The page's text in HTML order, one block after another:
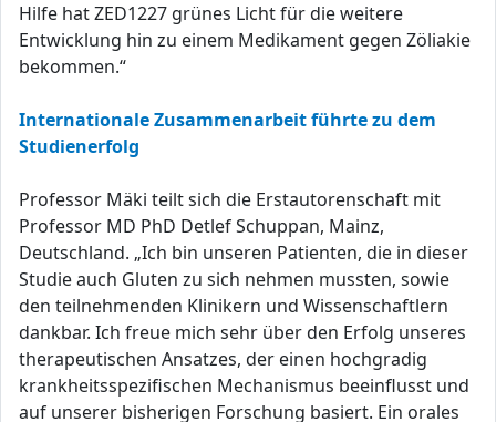
Hilfe hat ZED1227 grünes Licht für die weitere
Entwicklung hin zu einem Medikament gegen Zöliakie
bekommen.“
Internationale Zusammenarbeit führte zu dem
Studienerfolg
Professor Mäki teilt sich die Erstautorenschaft mit
Professor MD PhD Detlef Schuppan, Mainz,
Deutschland. „Ich bin unseren Patienten, die in dieser
Studie auch Gluten zu sich nehmen mussten, sowie
den teilnehmenden Klinikern und Wissenschaftlern
dankbar. Ich freue mich sehr über den Erfolg unseres
therapeutischen Ansatzes, der einen hochgradig
krankheitsspezifischen Mechanismus beeinflusst und
auf unserer bisherigen Forschung basiert. Ein orales